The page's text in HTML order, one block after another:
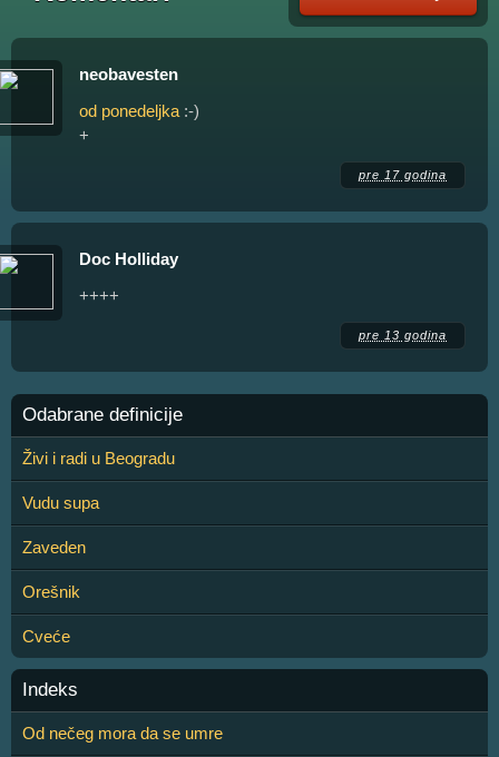
neobavesten
od ponedeljka :-)
+
pre 17 godina
Doc Holliday
++++
pre 13 godina
Odabrane definicije
Živi i radi u Beogradu
Vudu supa
Zaveden
Orešnik
Cveće
Indeks
Od nečeg mora da se umre